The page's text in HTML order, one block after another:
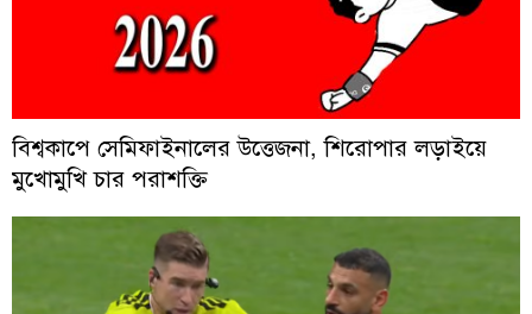
বিশ্বকাপে সেমিফাইনালের উত্তেজনা, শিরোপার লড়াইয়ে
মুখোমুখি চার পরাশক্তি